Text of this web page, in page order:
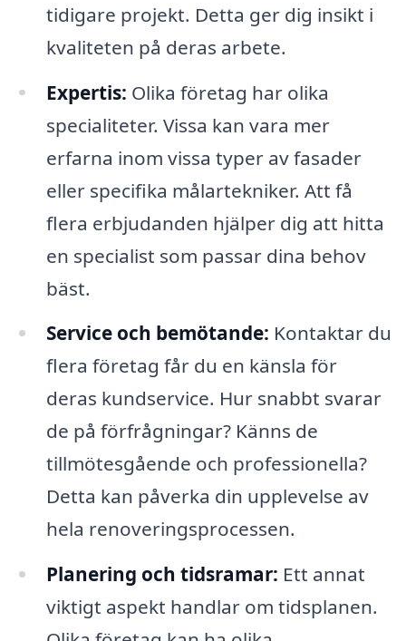
tidigare projekt. Detta ger dig insikt i
kvaliteten på deras arbete.
Expertis: Olika företag har olika
specialiteter. Vissa kan vara mer
erfarna inom vissa typer av fasader
eller specifika målartekniker. Att få
flera erbjudanden hjälper dig att hitta
en specialist som passar dina behov
bäst.
Service och bemötande: Kontaktar du
flera företag får du en känsla för
deras kundservice. Hur snabbt svarar
de på förfrågningar? Känns de
tillmötesgående och professionella?
Detta kan påverka din upplevelse av
hela renoveringsprocessen.
Planering och tidsramar: Ett annat
viktigt aspekt handlar om tidsplanen.